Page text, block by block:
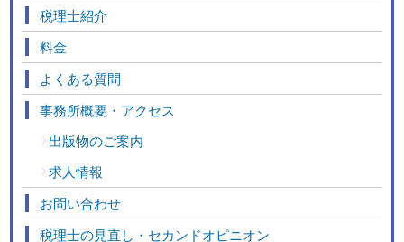
税理士紹介
料金
よくある質問
事務所概要・アクセス
出版物のご案内
求人情報
お問い合わせ
税理士の見直し・セカンドオピニオン